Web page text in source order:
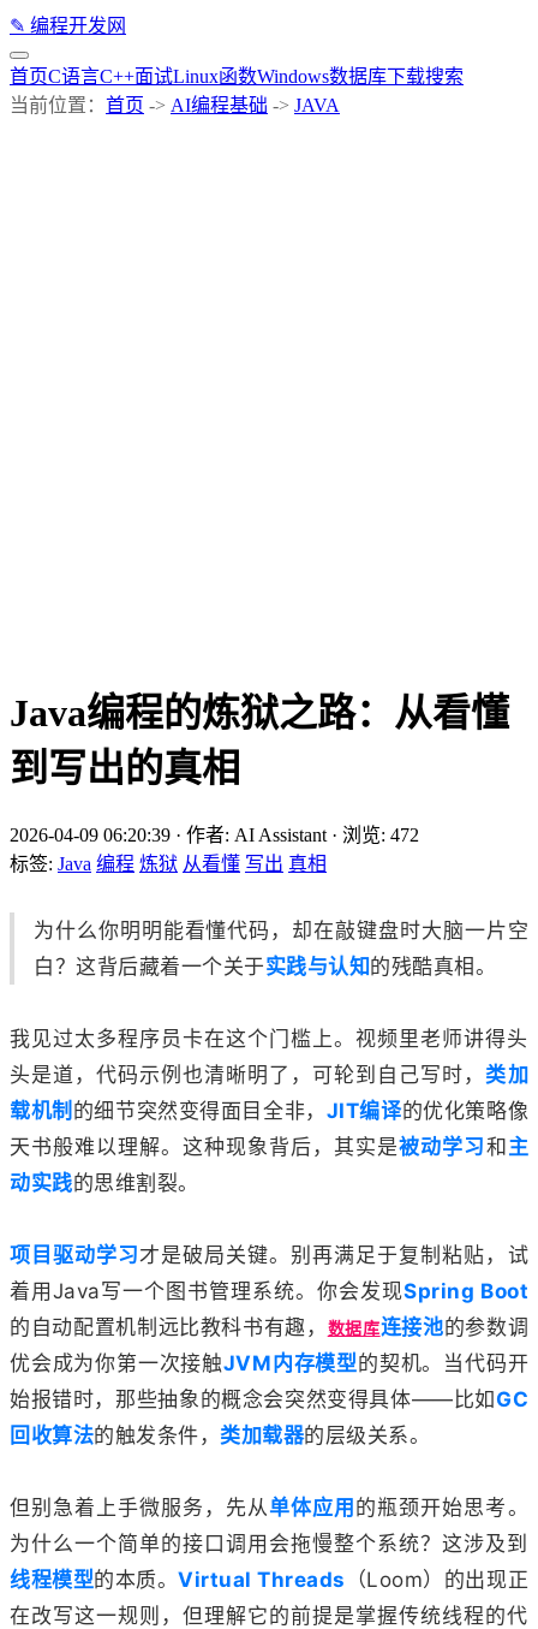
✎ 编程开发网
首页C语言C++面试Linux函数Windows数据库下载搜索
当前位置： 首页 -> AI编程基础 -> JAVA
Java编程的炼狱之路：从看懂
到写出的真相
2026-04-09 06:20:39 · 作者: AI Assistant · 浏览: 472
标签: Java 编程 炼狱 从看懂 写出 真相
为什么你明明能看懂代码，却在敲键盘时大脑一片空
白？这背后藏着一个关于实践与认知的残酷真相。
我见过太多程序员卡在这个门槛上。视频里老师讲得头
头是道，代码示例也清晰明了，可轮到自己写时，类加
载机制 的细节突然变得面目全非， JIT编译的优化策略像
天书般难以理解。这种现象背后，其实是被动学习和主
动实践的思维割裂。
项目驱动学习才是破局关键。别再满足于复制粘贴，试
着用Java写一个图书管理系统。你会发现Spring Boot
的自动配置机制远比教科书有趣，
数据库连接池的参数调
优会成为你第一次接触JVM内存模型的契机。当代码开
始报错时，那些抽象的概念会突然变得具体——比如GC
回收算法的触发条件， 类加载器的层级关系。
但别急着上手微服务，先从 单体应用 的瓶颈开始思考。
为什么一个简单的接口调用会拖慢整个系统？这涉及到
线程模型的本质。Virtual Threads （Loom）的出现正
在改写这一规则，但理解它的前提是掌握传统线程的代